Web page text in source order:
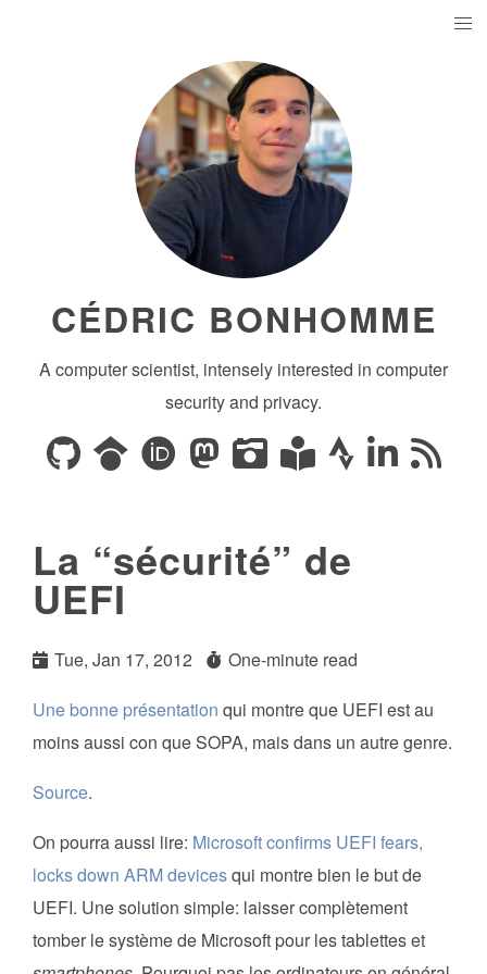
CÉDRIC BONHOMME
A computer scientist, intensely interested in computer
security and privacy.
La “sécurité” de
UEFI
Tue, Jan 17, 2012
One-minute read
Une bonne présentation qui montre que UEFI est au
moins aussi con que SOPA, mais dans un autre genre.
Source.
On pourra aussi lire: Microsoft confirms UEFI fears,
locks down ARM devicesqui montre bien le but de
UEFI. Une solution simple: laisser complètement
tomber le système de Microsoft pour les tablettes et